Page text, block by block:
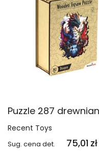
Recent Toys
Sug. cena det. 75,01 zł